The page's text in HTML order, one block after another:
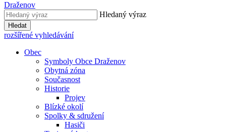
Draženov
Hledaný výraz
Hledat
rozšířené vyhledávání
Obec
Symboly Obce Draženov
Obytná zóna
Současnost
Historie
Projev
Blízké okolí
Spolky & sdružení
Hasiči